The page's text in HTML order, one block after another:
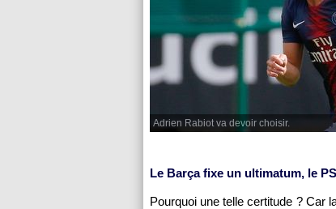
Adrien Rabiot va devoir choisir.
Le Barça fixe un ultimatum, le
Pourquoi une telle certitude ? Car